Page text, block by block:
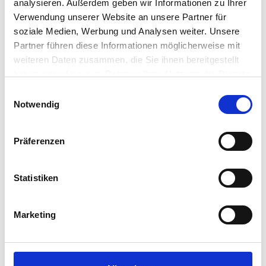
analysieren. Außerdem geben wir Informationen zu Ihrer
Verwendung unserer Website an unsere Partner für
soziale Medien, Werbung und Analysen weiter. Unsere
Partner führen diese Informationen möglicherweise mit
weiteren Daten zusammen, die Sie ihnen bereitgestellt
Notwendig
Präferenzen
Statistiken
Marketing
Details